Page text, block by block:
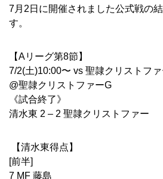
7月 2 日に開催されました公式戦の
す。
【Aリーグ第8節】
7/2(土)10:00〜 vs 聖隷クリストファ
@聖隷クリストファーG
《試合終了》
清水東 2 – 2 聖隷クリストファー
【清水東得点】
[前半]
7 MF 藤島